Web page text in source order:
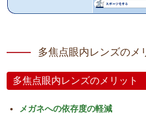
多焦点眼内レンズのメ
多焦点眼内レンズのメリット
メガネへの依存度の軽減